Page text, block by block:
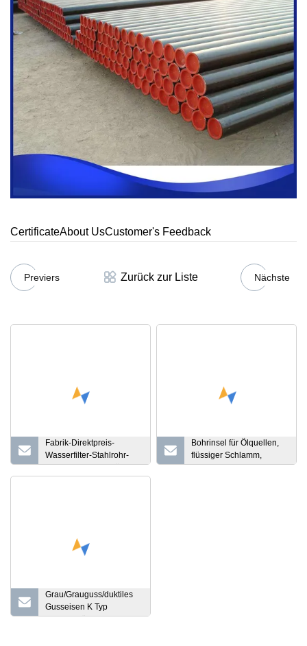
CertificateAbout UsCustomer's Feedback
Previers Zurück zur Liste Nächste
Fabrik-Direktpreis-
Wasserfilter-Stahlrohr-
Edelstahlsiebrohr für die
Brunnensandkontrollindustrie
Bohrinsel für Ölquellen,
flüssiger Schlamm,
Mongoose-Edelstahl
Grau/Grauguss/duktiles
Gusseisen K Typ
Rohr/Gehäuse